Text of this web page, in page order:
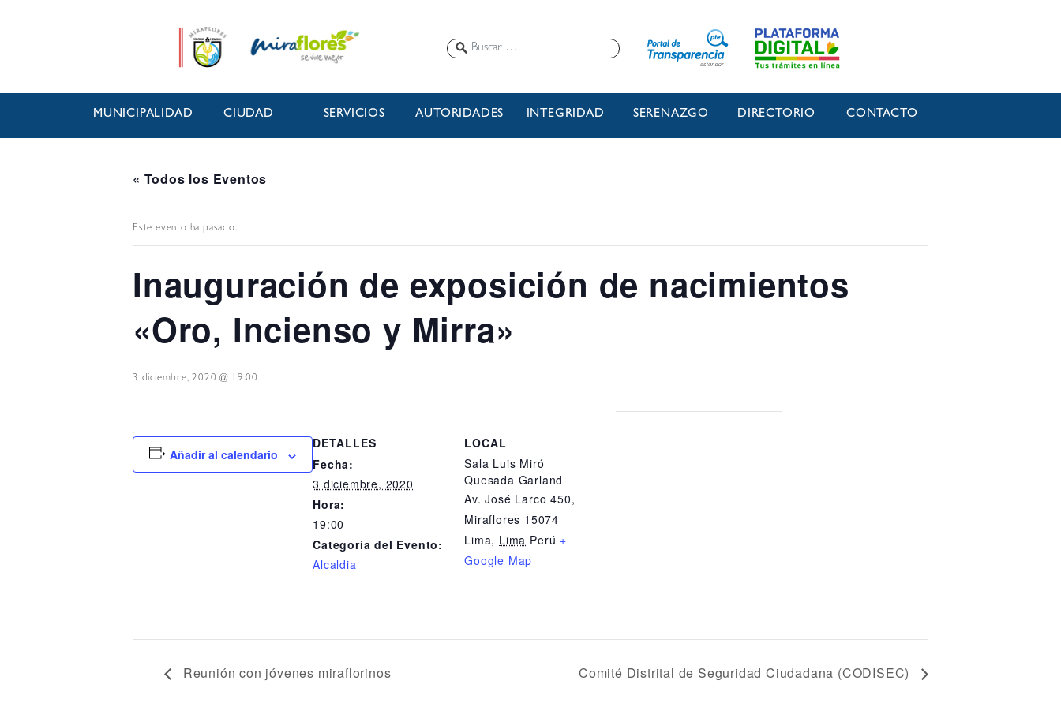
MUNICIPALIDAD CIUDAD SERVICIOS AUTORIDADES INTEGRIDAD SERENAZGO DIRECTORIO CONTACTO
« Todos los Eventos
Este evento ha pasado.
Inauguración de exposición de nacimientos
«Oro, Incienso y Mirra»
3 diciembre, 2020 @ 19:00
Añadir al calendario
DETALLES
Fecha:
3 diciembre, 2020
Hora:
19:00
Categoría del Evento:
Alcaldia
LOCAL
Sala Luis Miró
Quesada Garland
Av. José Larco 450,
Miraflores 15074
Lima, Lima Perú +
Google Map
Reunión con jóvenes miraflorinos Comité Distrital de Seguridad Ciudadana (CODISEC)